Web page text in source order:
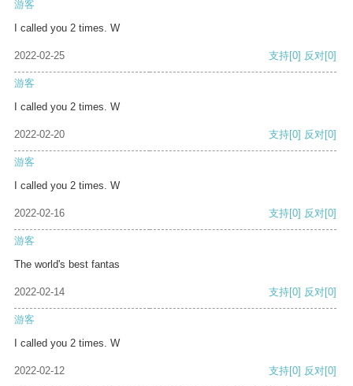
游客
I called you 2 times. W
2022-02-25 支持[0] 反对[0]
游客
I called you 2 times. W
2022-02-20 支持[0] 反对[0]
游客
I called you 2 times. W
2022-02-16 支持[0] 反对[0]
游客
The world's best fantas
2022-02-14 支持[0] 反对[0]
游客
I called you 2 times. W
2022-02-12 支持[0] 反对[0]